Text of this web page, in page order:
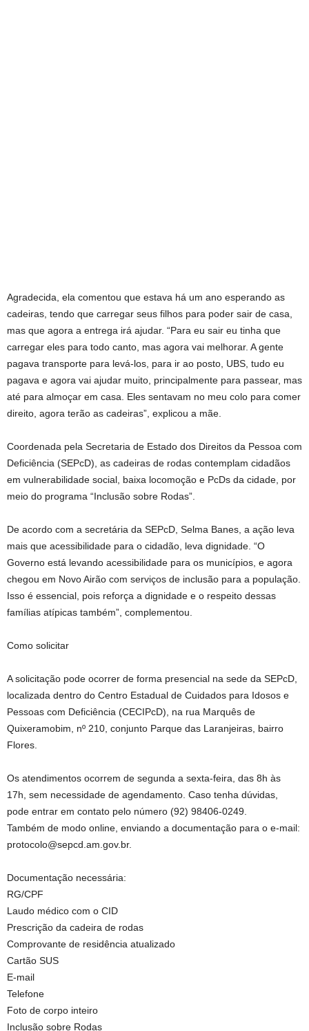
Agradecida, ela comentou que estava há um ano esperando as
cadeiras, tendo que carregar seus filhos para poder sair de casa,
mas que agora a entrega irá ajudar. “Para eu sair eu tinha que
carregar eles para todo canto, mas agora vai melhorar. A gente
pagava transporte para levá-los, para ir ao posto, UBS, tudo eu
pagava e agora vai ajudar muito, principalmente para passear, mas
até para almoçar em casa. Eles sentavam no meu colo para comer
direito, agora terão as cadeiras”, explicou a mãe.
Coordenada pela Secretaria de Estado dos Direitos da Pessoa com
Deficiência (SEPcD), as cadeiras de rodas contemplam cidadãos
em vulnerabilidade social, baixa locomoção e PcDs da cidade, por
meio do programa “Inclusão sobre Rodas”.
De acordo com a secretária da SEPcD, Selma Banes, a ação leva
mais que acessibilidade para o cidadão, leva dignidade. “O
Governo está levando acessibilidade para os municípios, e agora
chegou em Novo Airão com serviços de inclusão para a população.
Isso é essencial, pois reforça a dignidade e o respeito dessas
famílias atípicas também”, complementou.
Como solicitar
A solicitação pode ocorrer de forma presencial na sede da SEPcD,
localizada dentro do Centro Estadual de Cuidados para Idosos e
Pessoas com Deficiência (CECIPcD), na rua Marquês de
Quixeramobim, nº 210, conjunto Parque das Laranjeiras, bairro
Flores.
Os atendimentos ocorrem de segunda a sexta-feira, das 8h às
17h, sem necessidade de agendamento. Caso tenha dúvidas,
pode entrar em contato pelo número (92) 98406-0249.
Também de modo online, enviando a documentação para o e-mail:
protocolo@sepcd.am.gov.br.
Documentação necessária:
RG/CPF
Laudo médico com o CID
Prescrição da cadeira de rodas
Comprovante de residência atualizado
Cartão SUS
E-mail
Telefone
Foto de corpo inteiro
Inclusão sobre Rodas